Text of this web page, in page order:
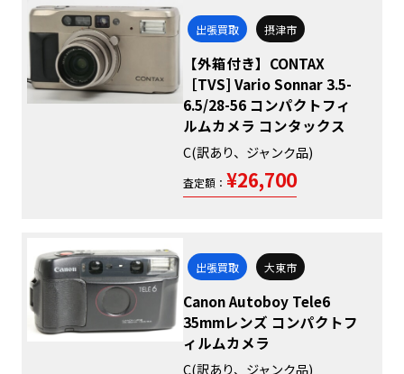
出張買取 摂津市
【外箱付き】CONTAX
［TVS] Vario Sonnar 3.5-
6.5/28-56 コンパクトフィ
ルムカメラ コンタックス
C(訳あり、ジャンク品)
査定額： ¥26,700
出張買取 大東市
Canon Autoboy Tele6
35mmレンズ コンパクトフ
ィルムカメラ
C(訳あり、ジャンク品)